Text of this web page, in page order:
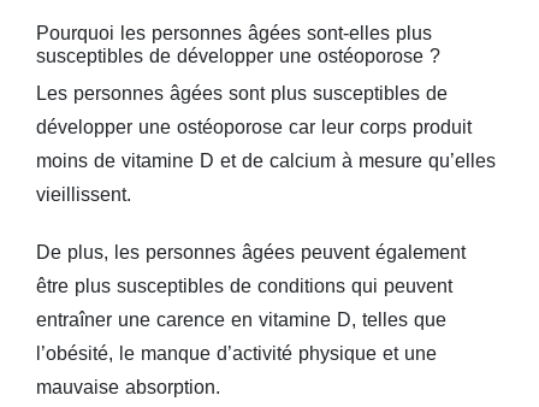
Pourquoi les personnes âgées sont-elles plus
susceptibles de développer une ostéoporose ?
Les personnes âgées sont plus susceptibles de
développer une ostéoporose car leur corps produit
moins de vitamine D et de calcium à mesure qu’elles
vieillissent.
De plus, les personnes âgées peuvent également
être plus susceptibles de conditions qui peuvent
entraîner une carence en vitamine D, telles que
l’obésité, le manque d’activité physique et une
mauvaise absorption.